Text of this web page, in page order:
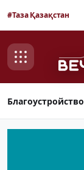
#Таза Қазақстан
Благоустройство